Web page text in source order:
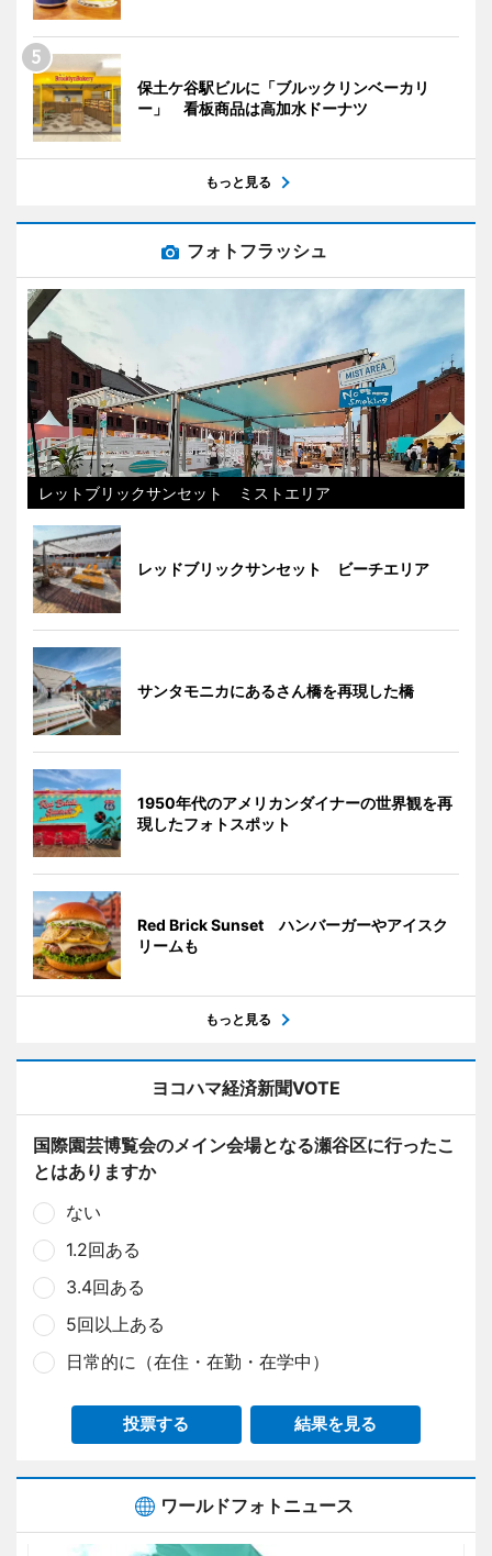
保土ケ谷駅ビルに「ブルックリンベーカリ
ー」 看板商品は高加水ドーナツ
もっと見る
フォトフラッシュ
レットブリックサンセット ミストエリア
レッドブリックサンセット ビーチエリア
サンタモニカにあるさん橋を再現した橋
1950年代のアメリカンダイナーの世界観を再
現したフォトスポット
Red Brick Sunset ハンバーガーやアイスク
リームも
もっと見る
ヨコハマ経済新聞VOTE
国際園芸博覧会のメイン会場となる瀬谷区に行ったこ
とはありますか
ない
1.2回ある
3.4回ある
5回以上ある
日常的に（在住・在勤・在学中）
投票する 結果を見る
ワールドフォトニュース